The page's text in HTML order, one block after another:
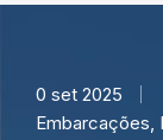
0 set 2025
Embarcações